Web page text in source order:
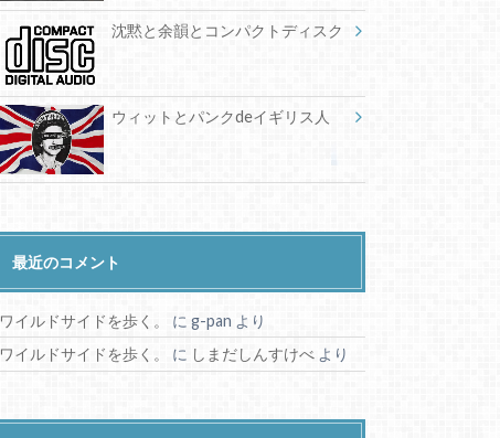
沈黙と余韻とコンパクトディスク
ウィットとパンクdeイギリス人
最近のコメント
ワイルドサイドを歩く。 にg-pan より
ワイルドサイドを歩く。
に しまだしんすけべ より